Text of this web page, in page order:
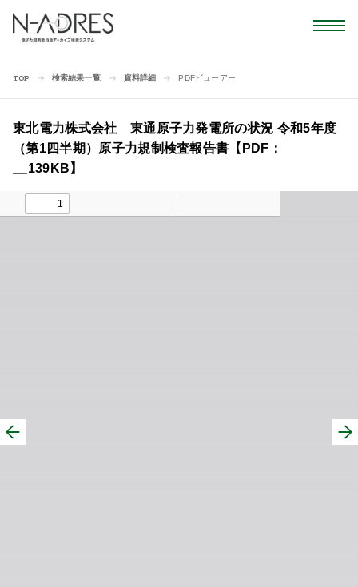
TOP 検索結果一覧 資料詳細 PDFビューアー
東北電力株式会社 東通原子力発電所の状況 令和5年度
（第1四半期）原子力規制検査報告書【PDF：
__139KB】